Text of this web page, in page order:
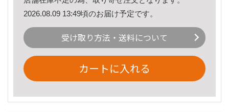
2026.08.09 13:49頃のお届け予定です。
受け取り方法・送料について
カートに入れる